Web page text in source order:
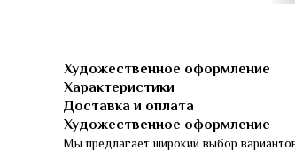
Художественное оформление
Характеристики
Доставка и оплата
Художественное оформление
Мы предлагает широкий выбор